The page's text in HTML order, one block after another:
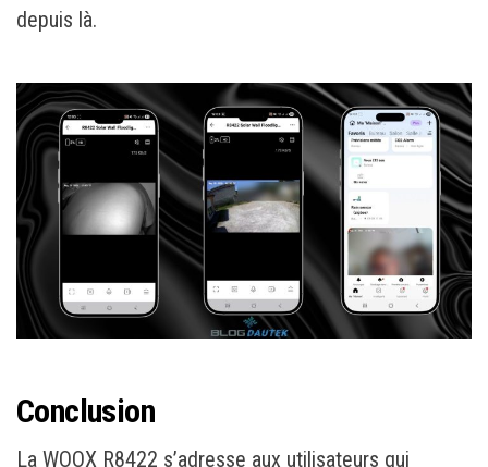
depuis là.
Conclusion
La WOOX R8422 s’adresse aux utilisateurs qui